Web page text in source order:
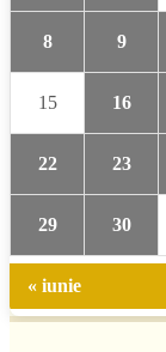
8 9
15 16
22 23
29 30
« iunie